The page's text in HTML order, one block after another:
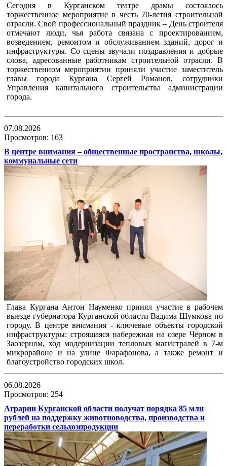
Сегодня в Курганском театре драмы состоялось
торжественное мероприятие в честь 70-летия строительной
отрасли. Свой профессиональный праздник – День строителя
отмечают люди, чья работа связана с проектированием,
возведением, ремонтом и обслуживанием зданий, дорог и
инфраструктуры. Со сцены звучали поздравления и добрые
слова, адресованные работникам строительной отрасли. В
торжественном мероприятии приняли участие заместитель
главы города Кургана Сергей Романов, сотрудники
Управления капитального строительства администрации
города.
07.08.2026
Просмотров: 163
В центре внимания – общественные пространства, школы,
коммунальные сети
Глава Кургана Антон Науменко принял участие в рабочем
выезде губернатора Курганской области Вадима Шумкова по
городу. В центре внимания - ключевые объекты городской
инфраструктуры: строящаяся набережная на озере Чёрном в
Заозерном, ход модернизации тепловых магистралей в 7-м
микрорайоне и на улице Фарафонова, а также ремонт и
благоустройство городских школ.
06.08.2026
Просмотров: 254
Аграрии Курганской области получат порядка 85 млн
рублей на поддержку животноводства, производства и
переработки сельхозпродукции